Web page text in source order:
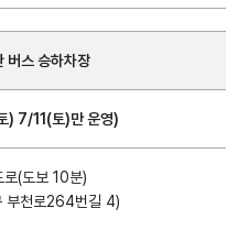
버스 승하차장
7/11(토)만 운영)
로(도보 10분)
부천로264번길 4)